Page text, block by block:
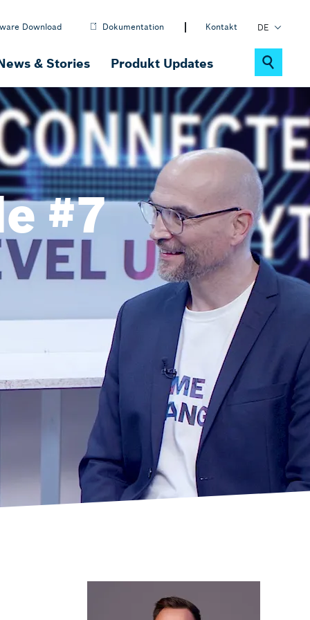
Download Dokumentation
Kontakt
EN
DE
PL
ctrlX MOTION
Motion-, Robotik- & CNC-Software
ctrlX IOT
IOT-Lösungen
ctrlX DRIVE
Antriebssystem
ctrlX IPC
Industrie-PC
Nachhaltigkeit
& Stories Produkt Updates
#7